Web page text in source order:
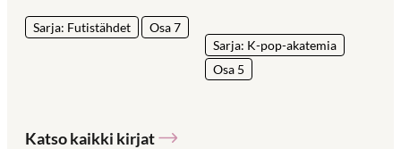
Sarja: Futistähdet Osa 7
Sarja: K-pop-akatemia
Osa 5
Katso kaikki kirjat